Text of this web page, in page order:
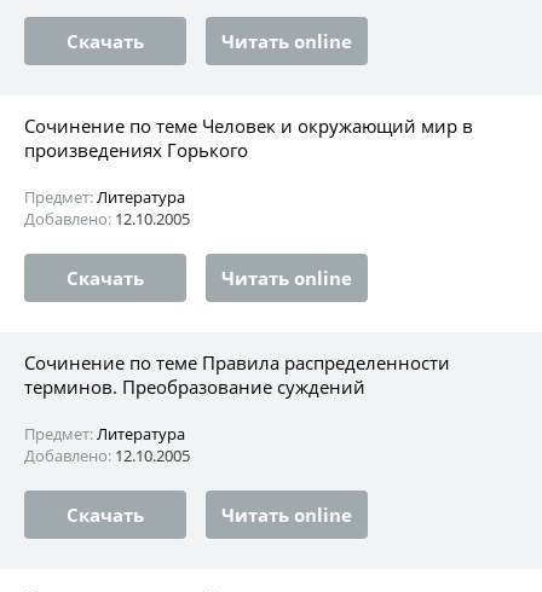
Скачать Читать online
Сочинение по теме Человек и окружающий мир в
произведениях Горького
Предмет:Литература
Добавлено: 12.10.2005
Скачать Читать online
Сочинение по теме Правила распределенности
терминов. Преобразование суждений
Предмет:Литература
Добавлено: 12.10.2005
Скачать Читать online